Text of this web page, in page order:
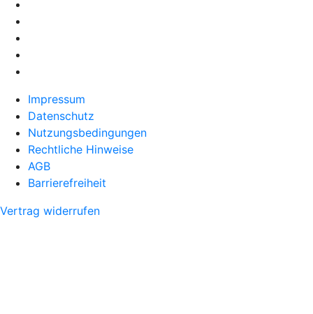
Impressum
Datenschutz
Nutzungsbedingungen
Rechtliche Hinweise
AGB
Barrierefreiheit
Vertrag widerrufen